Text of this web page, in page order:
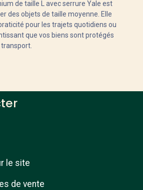
de taille L avec serrure Yale est
des objets de taille moyenne. Elle
pour les trajets quotidiens ou
que vos biens sont protégés
le site
de vente